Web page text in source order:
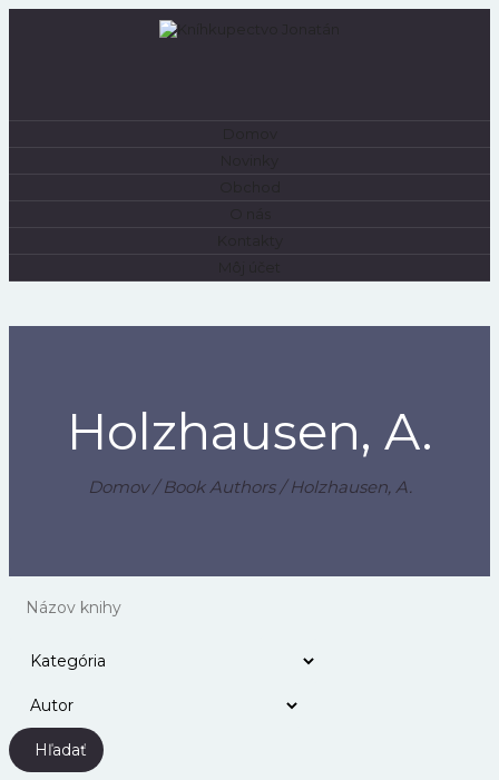
Holzhausen, A.
Domov/ Book Authors / Holzhausen, A.
Hľadať